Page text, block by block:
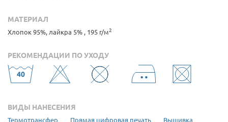
МАТЕРИАЛ
Хлопок 95%, лайкра 5% , 195 г/м2
РЕКОМЕНДАЦИИ ПО УХОДУ
ВИДЫ НАНЕСЕНИЯ
Термотрансфер Прямая цифровая печать Вышивка